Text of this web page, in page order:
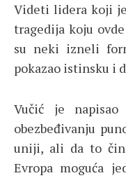
Videti lidera koji
tragedija koju
su neki izneli
pokazao istinsku i
Vučić je napisao
obezbeđivanju
uniji, ali da to
Evropa moguća